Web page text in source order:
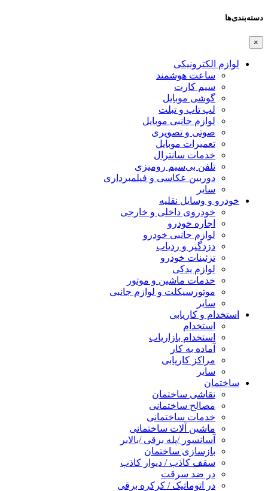
دسته‌بندی‌ها
×
لوازم الکترونیکی
ساعت هوشمند
سیم کارت
گوشی موبایل
لپ تاپ و تبلت
لوازم جانبی موبایل
صوتی و تصویری
تعمیرات موبایل
خدمات سانترال
تلفن بی‌سیم رومیزی
دوربین عکاسی و فیلمبرداری
سایر
خودرو و وسایل نقلیه
خودروی داخلی و خارجی
اجاره خودرو
لوازم جانبی خودرو
دزدگیر و ردیاب
تزئینات خودرو
لوازم یدکی
خدمات ماشین و موتور
موتورسیکلت و لوازم جانبی
سایر
استخدام و کاریابی
استخدام
استخدام بازاریاب
آماده به کار
مراکز کاریابی
سایر
ساختمان
نقاشی ساختمان
مصالح ساختمانی
خدمات ساختمانی
ماشین آلات ساختمانی
آسانسور /پله برقی /بالابر
بازسازی ساختمان
سقف کاذب / دیوار کاذب
در ضد سرقت
در اتوماتیک / کرکره برقی